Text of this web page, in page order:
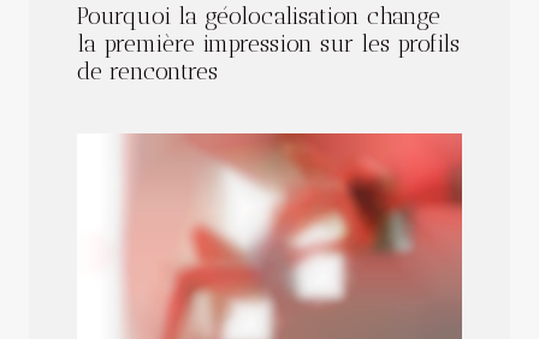
Pourquoi la géolocalisation change
la première impression sur les profils
de rencontres